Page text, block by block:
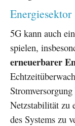
Energiesektor
5G kann auch
spielen,
erneuerbarer
Netzstabilität zu
des Systems zu